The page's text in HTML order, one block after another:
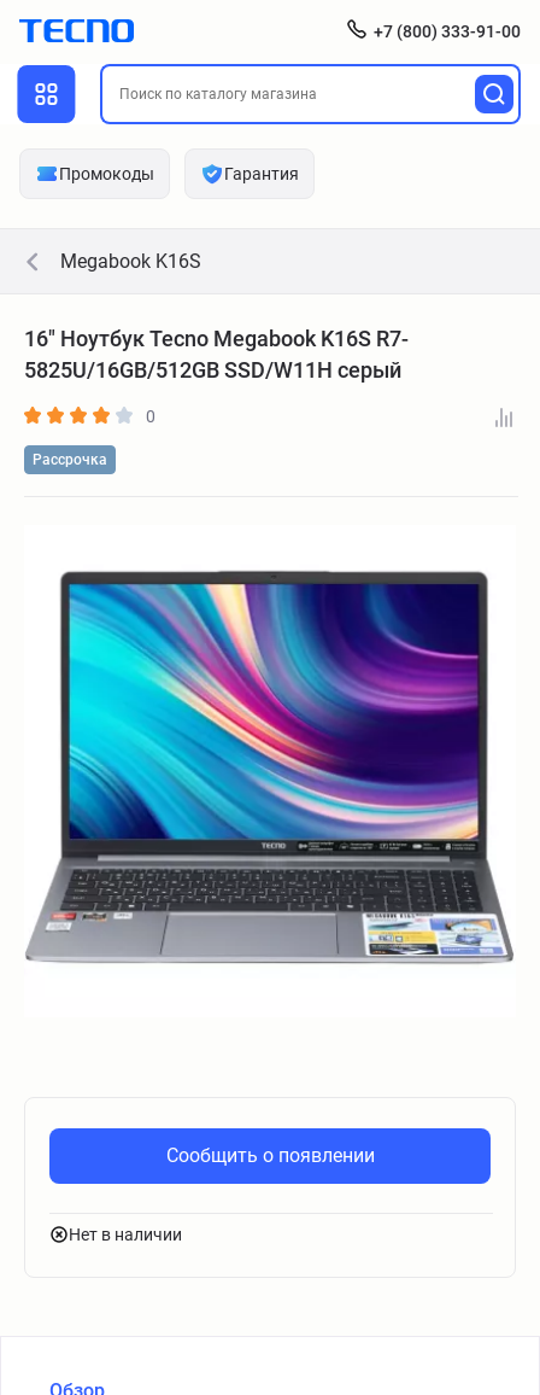
+7 (800) 333-91-00
Промокоды Гарантия
Megabook K16S
16" Ноутбук Tecno Megabook K16S R7-
5825U/16GB/512GB SSD/W11H серый
0
Рассрочка
Сообщить о появлении
Нет в наличии